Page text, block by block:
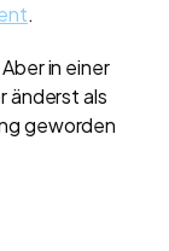
.
in einer
änderst als
geworden